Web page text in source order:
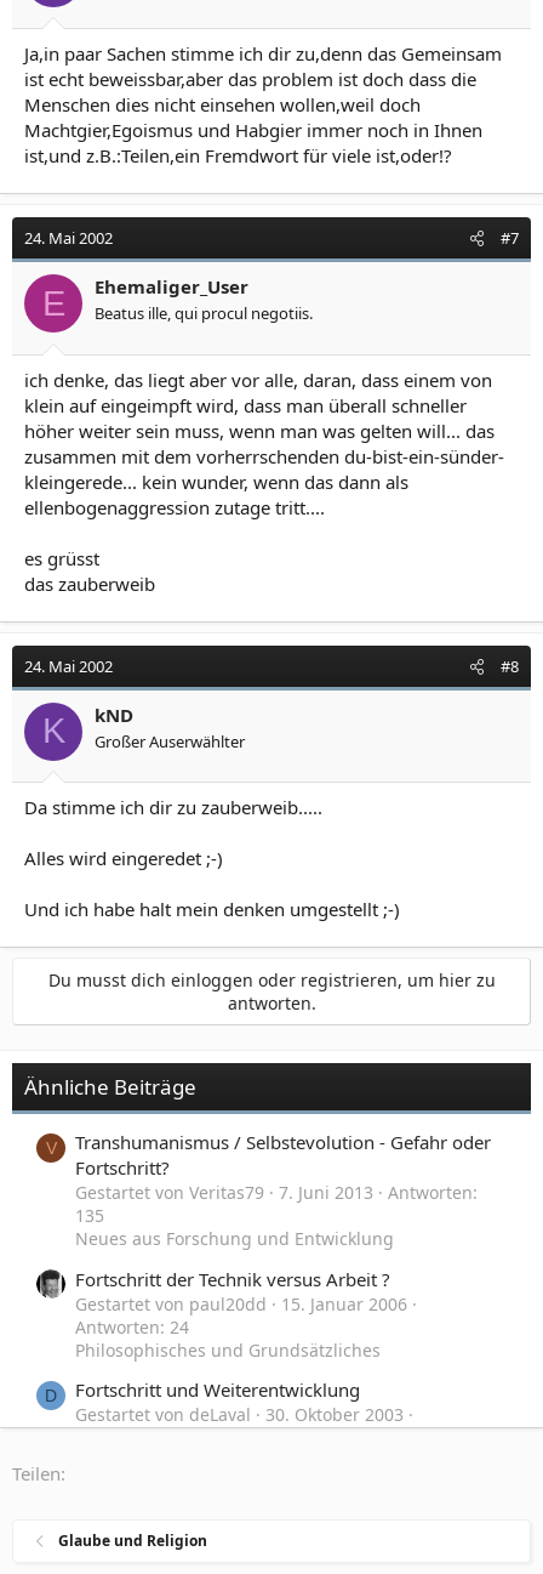
Ja,in paar Sachen stimme ich dir zu,denn das Gemeinsam
ist echt beweissbar,aber das problem ist doch dass die
Menschen dies nicht einsehen wollen,weil doch
Machtgier,Egoismus und Habgier immer noch in Ihnen
ist,und z.B.:Teilen,ein Fremdwort für viele ist,oder!?
24. Mai 2002 #7
E Ehemaliger_User
Beatus ille, qui procul negotiis.
ich denke, das liegt aber vor alle, daran, dass einem von
klein auf eingeimpft wird, dass man überall schneller
höher weiter sein muss, wenn man was gelten will... das
zusammen mit dem vorherrschenden du-bist-ein-sünder-
kleingerede... kein wunder, wenn das dann als
ellenbogenaggression zutage tritt....
es grüsst
das zauberweib
24. Mai 2002 #8
K kND
Großer Auserwählter
Da stimme ich dir zu zauberweib.....
Alles wird eingeredet ;-)
Und ich habe halt mein denken umgestellt ;-)
Du musst dich einloggen oder registrieren, um hier zu
antworten.
Ähnliche Beiträge
V
Transhumanismus / Selbstevolution - Gefahr oder
Fortschritt?
Gestartet von Veritas79 7. Juni 2013
Antworten:
135
Neues aus Forschung und Entwicklung
Fortschritt der Technik versus Arbeit ?
Gestartet von paul20dd
15. Januar 2006
Antworten: 24
Philosophisches und Grundsätzliches
D Fortschritt und Weiterentwicklung
Gestartet von deLaval
30. Oktober 2003
Gestartet von DrMushroom
Teilen:
Glaube und Religion